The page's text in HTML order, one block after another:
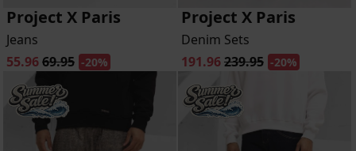
Project X Paris
Jeans
55.9669.95 -20%
Project X Paris
Denim Sets
191.96239.95 -20%